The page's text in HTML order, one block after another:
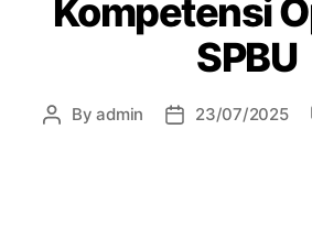
Kompetensi
SPBU
Byadmin 23/07/2025